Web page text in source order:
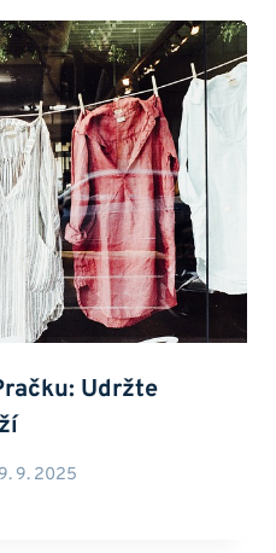
Udržte
9. 9. 2025